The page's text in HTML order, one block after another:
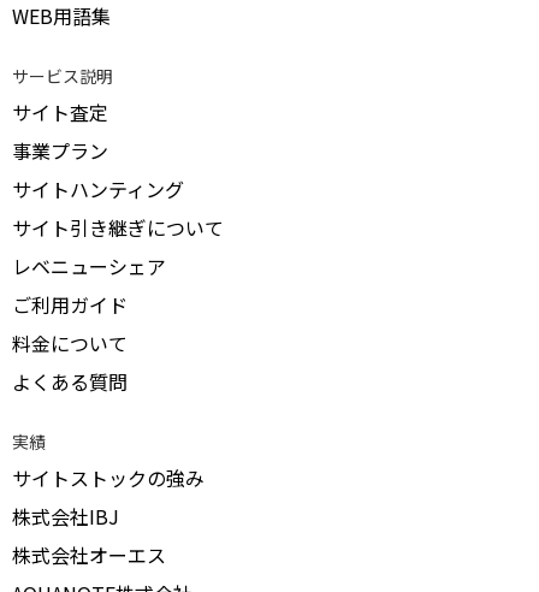
WEB用語集
サービス説明
サイト査定
事業プラン
サイトハンティング
サイト引き継ぎについて
レベニューシェア
ご利用ガイド
料金について
よくある質問
実績
サイトストックの強み
株式会社IBJ
株式会社オーエス